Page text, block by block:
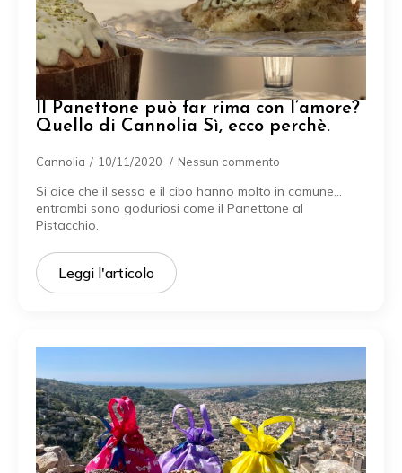
Il Panettone può far rima con l’amore?
Quello di Cannolia Sì, ecco perchè.
Cannolia 10/11/2020 Nessun commento
Si dice che il sesso e il cibo hanno molto in comune...
entrambi sono goduriosi come il Panettone al
Pistacchio.
Leggi l'articolo